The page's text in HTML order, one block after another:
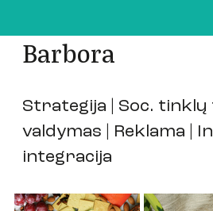
Barbora
Strategija | Soc.
valdymas | Reklama |
integracija